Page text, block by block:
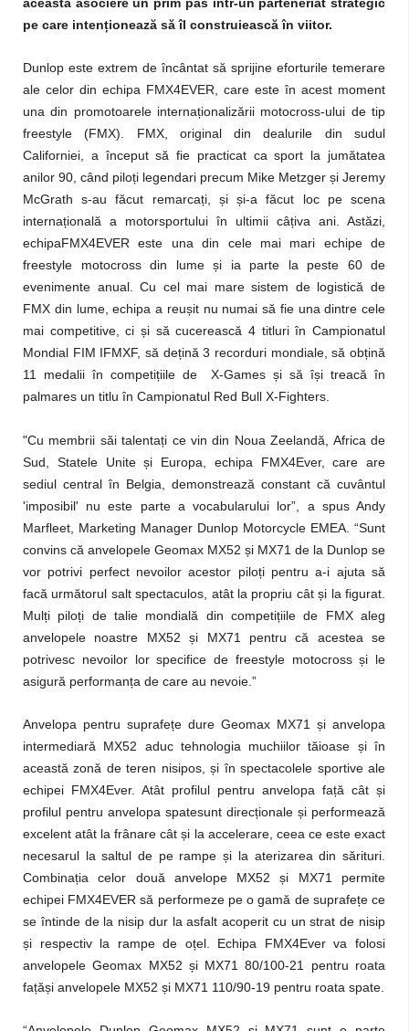
pe care intenționează să îl construiească în viitor.
Dunlop este extrem de încântat să sprijine eforturile temerare
ale celor din echipa FMX4EVER, care este în acest moment
una din promotoarele internaționalizării motocross-ului de tip
freestyle (FMX). FMX, original din dealurile din sudul
Californiei, a început să fie practicat ca sport la jumătatea
anilor 90, când piloți legendari precum Mike Metzger și Jeremy
McGrath s-au făcut remarcați, șiși-a făcut loc pe scena
internațională a motorsportului în ultimii câțiva ani. Astăzi,
echipaFMX4EVER este una din cele mai mari echipe de
freestyle motocross din lume și ia parte la peste 60 de
evenimente anual. Cu cel mai mare sistem de logistică de
FMX din lume, echipa a reușit nu numai să fie una dintre cele
mai competitive, ci și să cucerească 4 titluri în Campionatul
Mondial FIM IFMXF, să dețină 3 recorduri mondiale, să obțină
11 medalii în competițiile de X-Gamesși să își treacă în
palmares un titlu în Campionatul Red Bull X-Fighters.
"Cu membrii săi talentați ce vin din Noua Zeelandă, Africa de
Sud, Statele Uniteși Europa, echipa FMX4Ever, care are
sediul central în Belgia, demonstrează constant că cuvântul
'imposibil' nu este parte a vocabularului lor”, a spus Andy
Marfleet, Marketing Manager Dunlop Motorcycle EMEA. “Sunt
convins că anvelopele Geomax MX52 și MX71 de la Dunlop se
vor potrivi perfect nevoilor acestor piloți pentru a-i ajuta să
facă următorul salt spectaculos, atât la propriu câtși la figurat.
Mulți piloți de talie mondială din competițiile de FMX aleg
anvelopele noastre MX52și MX71 pentru că acestea se
potrivesc nevoilor lor specifice de freestyle motocrossși le
asigură performanța de care au nevoie.”
Anvelopa pentru suprafețe dure Geomax MX71 și anvelopa
intermediară MX52 aduc tehnologia muchiilor tăioase și în
această zonă de teren nisipos,și în spectacolele sportive ale
echipei FMX4Ever. Atât profilul pentru anvelopa față cât și
profilul pentru anvelopa spatesunt direcționale și performează
excelent atât la frânare câtși la accelerare, ceea ce este exact
necesarul la saltul de pe rampeși la aterizarea din sărituri.
Combinația celor două anvelope MX52și MX71 permite
echipei FMX4EVER să performeze pe o gamă de suprafețe ce
se întinde de la nisip dur la asfalt acoperit cu un strat de nisip
și respectiv la rampe de oțel. Echipa FMX4Ever va folosi
anvelopele Geomax MX52 și MX71 80/100-21 pentru roata
fațăși anvelopele MX52 și MX71 110/90-19 pentru roata spate.